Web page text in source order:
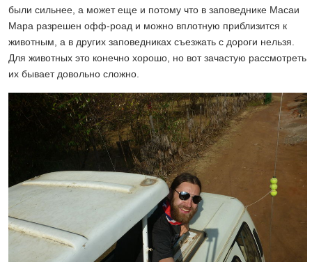
были сильнее, а может еще и потому что в заповеднике Масаи
Мара разрешен офф-роад и можно вплотную приблизится к
животным, а в других заповедниках съезжать с дороги нельзя.
Для животных это конечно хорошо, но вот зачастую рассмотреть
их бывает довольно сложно.